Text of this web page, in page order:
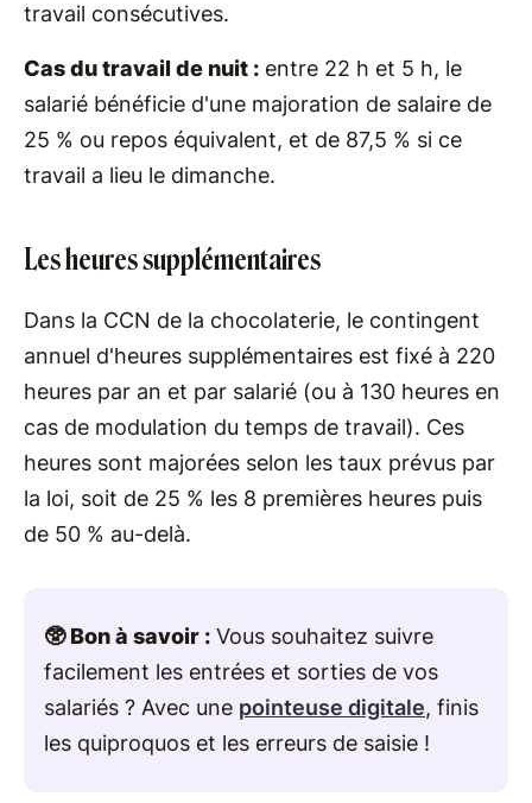
travail consécutives.
Cas du travail de nuit : entre 22 h et 5 h, le
salarié bénéficie d'une majoration de salaire de
25 % ou repos équivalent, et de 87,5 % si ce
travail a lieu le dimanche.
Les heures supplémentaires
Dans la CCN de la chocolaterie, le contingent
annuel d'heures supplémentaires est fixé à 220
heures par an et par salarié (ou à 130 heures en
cas de modulation du temps de travail). Ces
heures sont majorées selon les taux prévus par
la loi, soit de 25 % les 8 premières heures puis
de 50 % au-delà.
🥸 Bon à savoir : Vous souhaitez suivre
facilement les entrées et sorties de vos
salariés ? Avec une pointeuse digitale, finis
les quiproquos et les erreurs de saisie !